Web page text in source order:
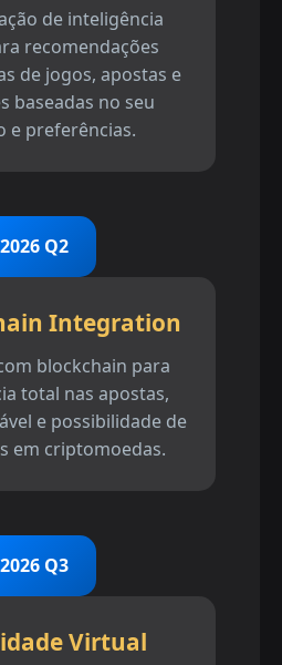
de inteligência
recomendações
de jogos, apostas e
baseadas no seu
e preferências.
2026 Q2
Integration
blockchain para
total nas apostas,
e possibilidade de
em criptomoedas.
2026 Q3
Virtual